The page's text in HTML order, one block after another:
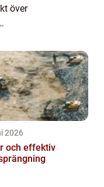
över
svenska
2026
och effektiv